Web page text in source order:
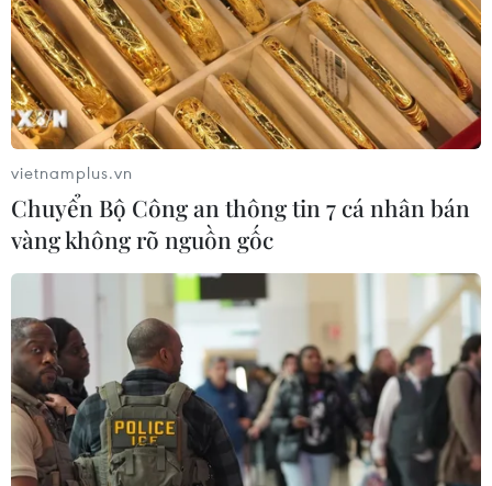
Chủ tịch Liên đoàn Bóng đá thế giới
chịu sức ép chưa từng có
06/08/2026 04:12
Futsal Việt Nam bất bại sau trận hòa
khó tin trước chủ nhà Thái Lan
06/08/2026 02:38
Toàn cảnh ASEAN Cup: Thái
Lan "thắng như chẻ tre", thách thức
tuyển Việt Nam
05/08/2026 07:15
vietnamplus.vn
Chuyển Bộ Công an thông tin 7 cá nhân bán
vàng không rõ nguồn gốc